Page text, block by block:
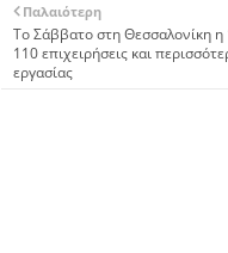
Παλαιότερη
Το Σάββατο στη Θεσσαλονίκη η
110 επιχειρήσεις και
εργασίας